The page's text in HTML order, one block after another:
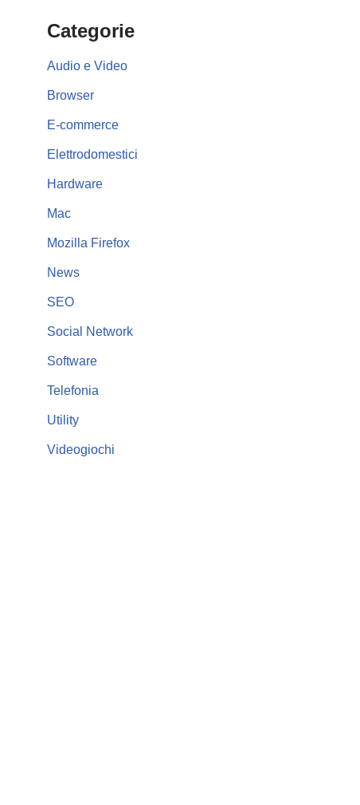
Categorie
Audio e Video
Browser
E-commerce
Elettrodomestici
Hardware
Mac
Mozilla Firefox
News
SEO
Social Network
Software
Telefonia
Utility
Videogiochi